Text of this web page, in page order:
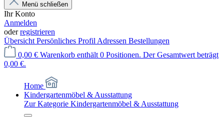
Menü schließen
Ihr Konto
Anmelden
oderregistrieren
Übersicht Persönliches Profil Adressen Bestellungen
0,00 € Warenkorb enthält 0 Positionen. Der Gesamtwert beträgt
0,00 €.
Home
Kindergartenmöbel & Ausstattung
Zur Kategorie Kindergartenmöbel & Ausstattung